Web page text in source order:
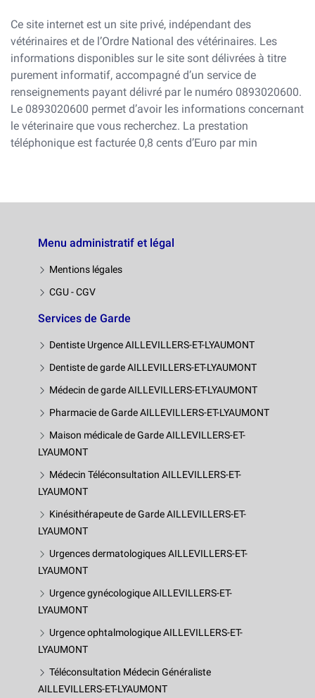
Ce site internet est un site privé, indépendant des
vétérinaires et de l’Ordre National des vétérinaires. Les
informations disponibles sur le site sont délivrées à titre
purement informatif, accompagné d’un service de
renseignements payant délivré par le numéro 0893020600.
Le 0893020600 permet d’avoir les informations concernant
le véterinaire que vous recherchez. La prestation
téléphonique est facturée 0,8 cents d’Euro par min
Menu administratif et légal
Mentions légales
CGU - CGV
Services de Garde
Dentiste Urgence AILLEVILLERS-ET-LYAUMONT
Dentiste de garde AILLEVILLERS-ET-LYAUMONT
Médecin de garde AILLEVILLERS-ET-LYAUMONT
Pharmacie de Garde AILLEVILLERS-ET-LYAUMONT
Maison médicale de Garde AILLEVILLERS-ET-
LYAUMONT
Médecin Téléconsultation AILLEVILLERS-ET-
LYAUMONT
Kinésithérapeute de Garde AILLEVILLERS-ET-
LYAUMONT
Urgences dermatologiques AILLEVILLERS-ET-
LYAUMONT
Urgence gynécologique AILLEVILLERS-ET-
LYAUMONT
Urgence ophtalmologique AILLEVILLERS-ET-
LYAUMONT
Téléconsultation Médecin Généraliste
AILLEVILLERS-ET-LYAUMONT